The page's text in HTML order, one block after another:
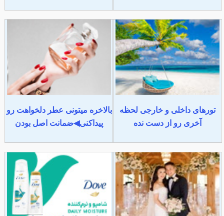
تورهای داخلی و خارجی لحظه
آخری رو از دست نده
بالاخره میتونی عطر دلخواهت رو
پیداکنی◀ضمانت اصل بودن